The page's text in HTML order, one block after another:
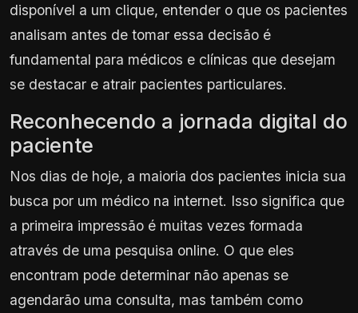
disponível a um clique, entender o que os pacientes
analisam antes de tomar essa decisão é
fundamental para médicos e clínicas que desejam
se destacar e atrair pacientes particulares.
Reconhecendo a jornada digital do
paciente
Nos dias de hoje, a maioria dos pacientes inicia sua
busca por um médico na internet. Isso significa que
a primeira impressão é muitas vezes formada
através de uma pesquisa online. O que eles
encontram pode determinar não apenas se
agendarão uma consulta, mas também como